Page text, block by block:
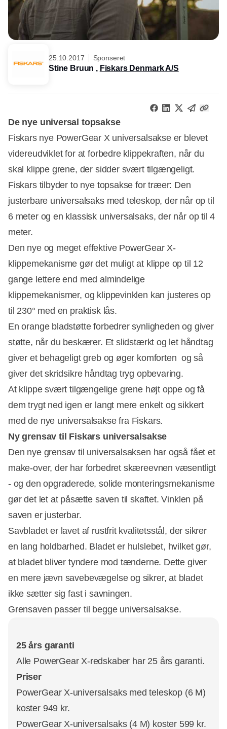
25.10.2017 Sponseret
Stine Bruun , Fiskars Denmark A/S
De nye universal topsakse
Fiskars nye PowerGear X universalsakse er blevet
videreudviklet for at forbedre klippekraften, når du
skal klippe grene, der sidder svært tilgængeligt.
Fiskars tilbyder to nye topsakse for træer: Den
justerbare universalsaks med teleskop, der når op til
6 meter og en klassisk universalsaks, der når op til 4
meter.
Den nye og meget effektive PowerGear X-
klippemekanisme gør det muligt at klippe op til 12
gange lettere end med almindelige
klippemekanismer, og klippevinklen kan justeres op
til 230° med en praktisk lås.
En orange bladstøtte forbedrer synligheden og giver
støtte, når du beskærer. Et slidstærkt og let håndtag
giver et behageligt greb og øger komforten  og så
giver det skridsikre håndtag tryg opbevaring.
At klippe svært tilgængelige grene højt oppe og få
dem trygt ned igen er langt mere enkelt og sikkert
med de nye universalsakse fra Fiskars.
Ny grensav til Fiskars universalsakse
Den nye grensav til universalsaksen har også fået et
make-over, der har forbedret skæreevnen væsentligt
- og den opgraderede, solide monteringsmekanisme
gør det let at påsætte saven til skaftet. Vinklen på
saven er justerbar.
Savbladet er lavet af rustfrit kvalitetsstål, der sikrer
en lang holdbarhed. Bladet er hulslebet, hvilket gør,
at bladet bliver tyndere mod tænderne. Dette giver
en mere jævn savebevægelse og sikrer, at bladet
ikke sætter sig fast i savningen.
Grensaven passer til begge universalsakse.
25 års garanti
Alle PowerGear X-redskaber har 25 års garanti.
Priser
PowerGear X-universalsaks med teleskop (6 M)
koster 949 kr.
PowerGear X-universalsaks (4 M) koster 599 kr.